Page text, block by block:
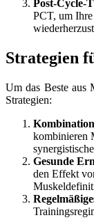
Post-Cycle-
PCT, um
Strategien
Um das Beste aus
Strategien:
kombinieren
Gesunde
den Effekt